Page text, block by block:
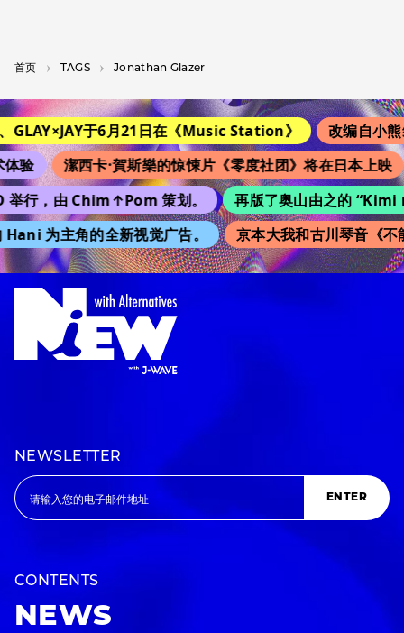
首页 T­A­G­S Jonathan Glazer
于6月21日在《Music Station》
改编自小熊
验
潔西卡·賀斯樂的惊悚片《零度社团》将在日本上映
行，由 Chim↑Pom 策划。
再版了奥山由之的 “Kimi
为主角的全新视觉广告。
京本大我和古川琴音《不
NEWSLETTER
ENTER
CONTENTS
NEWS